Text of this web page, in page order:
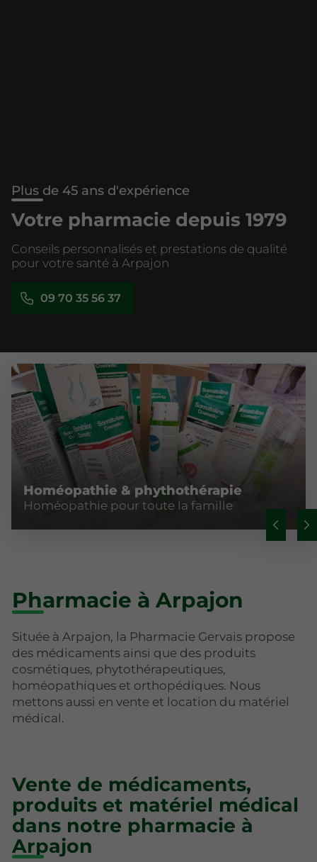
Plus de 45 ans d'expérience
Votre pharmacie depuis 1979
Conseils personnalisés et prestations de qualité
pour votre santé à Arpajon
09 70 35 56 37
Homéopathie & phythothérapie
Homéopathie pour toute la famille
Pharmacie à Arpajon
Située à Arpajon, la Pharmacie Gervais propose
des médicaments ainsi que des produits
cosmétiques, phytothérapeutiques,
homéopathiques et orthopédiques. Nous
mettons aussi en vente et location du matériel
médical.
Vente de médicaments,
produits et matériel médical
dans notre pharmacie à
Arpajon